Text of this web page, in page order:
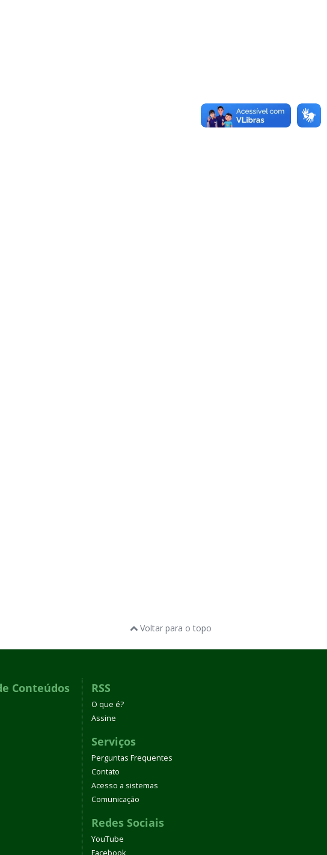
Voltar para o topo
Conteúdos RSS
O que é?
Assine
Serviços
Perguntas Frequentes
Contato
Acesso a sistemas
Comunicação
Redes Sociais
YouTube
Facebook